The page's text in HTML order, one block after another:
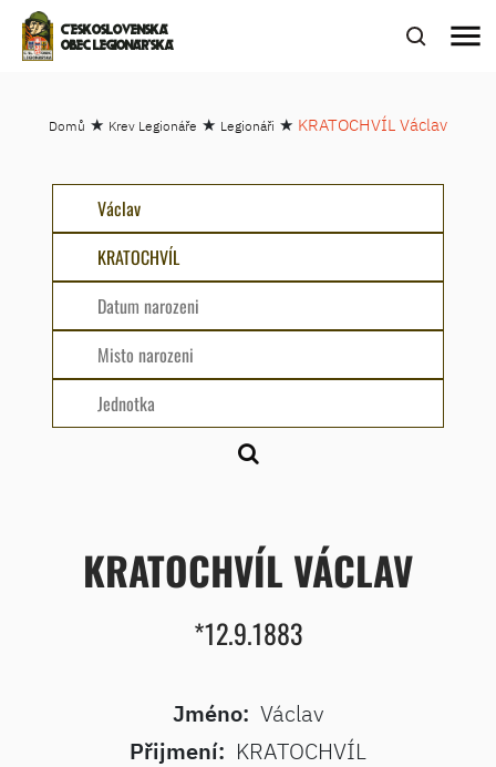
ČESKOSLOVENSKÁ
OBEC LEGIONÁŘSKÁ
menu
Domů ★ Krev Legionáře ★ Legionáři ★ KRATOCHVÍL Václav
KRATOCHVÍL VÁCLAV
*12.9.1883
Jméno: Václav
Přijmení: KRATOCHVÍL